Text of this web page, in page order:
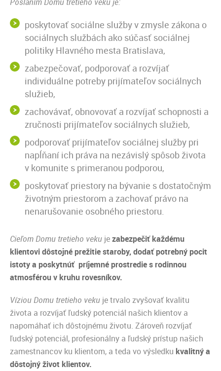
poskytovať sociálne služby v zmysle zákona o
sociálnych službách ako súčasť sociálnej
politiky Hlavného mesta Bratislava,
zabezpečovať, podporovať a rozvíjať
individuálne potreby prijímateľov sociálnych
služieb,
zachovávať, obnovovať a rozvíjať schopnosti a
zručnosti prijímateľov sociálnych služieb,
podporovať prijímateľov sociálnej služby pri
napĺňaní ich práva na nezávislý spôsob života
v komunite s primeranou podporou,
poskytovať priestory na bývanie s dostatočným
životným priestorom a zachovať právo na
nenarušovanie osobného priestoru.
Cieľom Domu tretieho veku jezabezpečiť každému
klientovi dôstojné prežitie staroby, dodať potrebný pocit
istoty a poskytnúť príjemné prostredie s rodinnou
atmosférou v kruhu rovesníkov.
Víziou Domu tretieho veku je trvalo zvyšovať kvalitu
života a rozvíjať ľudský potenciál našich klientov a
napomáhať ich dôstojnému životu. Zároveň rozvíjať
ľudský potenciál, profesionálny a ľudský prístup našich
zamestnancov ku klientom, a teda vo výsledku kvalitný a
dôstojný život klientov.